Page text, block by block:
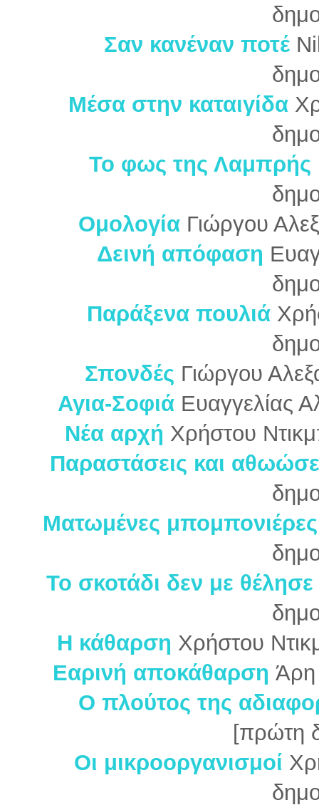
Σαν κανέναν ποτέ
Μέσα στην καταιγίδα
Το φως της Λαμπρής
Ομολογία Γιώργου
Δεινή απόφαση
Παράξενα πουλιά
Σπονδές Γιώργου
Αγια-Σοφιά Ευαγγελίας
Νέα αρχή Χρήστου
Παραστάσεις και
Ματωμένες μπομπονιέρες
Το σκοτάδι δεν με θέλησε
Η κάθαρση Χρήστου
Εαρινή αποκάθαρση Άρη
Ο πλούτος της
[πρώτη
Οι μικροοργανισμοί